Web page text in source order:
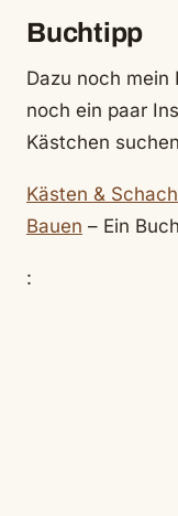
Buchtipp
Dazu noch mein
noch ein paar
Kästchen
Kästen &
Bauen – Ein
: